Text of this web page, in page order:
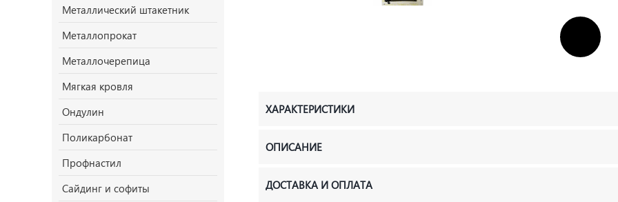
Металлический штакетник
Металлопрокат
Металлочерепица
Мягкая кровля
Ондулин
Поликарбонат
Профнастил
Сайдинг и софиты
ХАРАКТЕРИСТИКИ
ОПИСАНИЕ
ДОСТАВКА И ОПЛАТА